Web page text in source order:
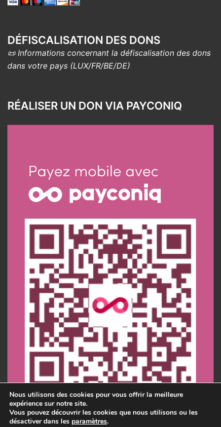
DÉFISCALISATION DES DONS
📜 Informations concernant la défiscalisation des dons
dans votre pays (LUX/FR/BE/DE)
RÉALISER UN DON VIA PAYCONIQ
Nous utilisons des cookies pour vous offrir la meilleure
expérience sur notre site.
Vous pouvez découvrir les cookies que nous utilisons ou les
désactiver dans les paramètres.